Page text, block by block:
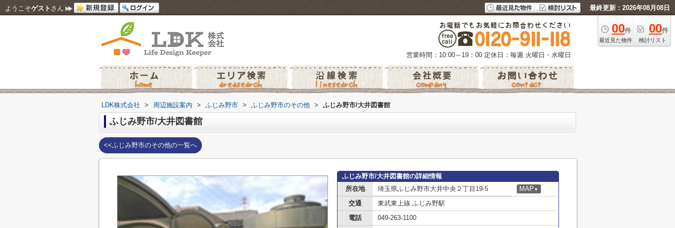
ようこそゲスト さん 最終更新：2026年08月08日
00件
最近見た物件
00件
検討リスト
営業時間：10:00～19：00 定休日：毎週 火曜日・水曜日
LDK株式会社 > 周辺施設案内 > ふじみ野市 > ふじみ野市のその他 > ふじみ野市/大井図書館
ふじみ野市/大井図書館
<<ふじみ野市のその他の一覧へ
ふじみ野市/大井図書館の詳細情報
所在地
埼玉県ふじみ野市大井中央２丁目19-5 MAP ▼
交通
東武東上線 ふじみ野駅
電話
049-263-1100